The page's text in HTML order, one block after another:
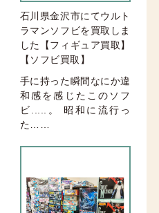
石川県金沢市にてウルト
ラマンソフビを買取しま
した【フィギュア買取】
【ソフビ買取】
手に持った瞬間なにか違
和感を感じたこのソフ
ビ.....。 昭和に流行っ
た……